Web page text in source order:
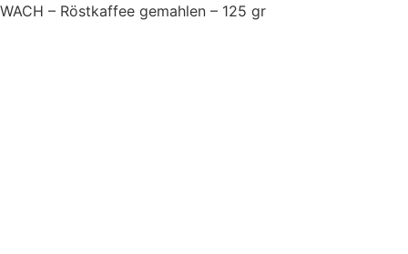
WACH – Röstkaffee gemahlen – 125 gr